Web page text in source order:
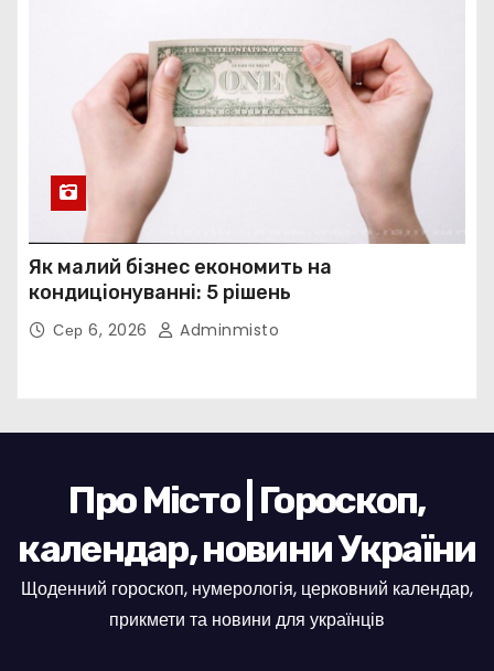
Як малий бізнес економить на
кондиціонуванні: 5 рішень
Сер 6, 2026 Adminmisto
Про Місто | Гороскоп,
календар, новини України
Щоденний гороскоп, нумерологія, церковний календар,
прикмети та новини для українців